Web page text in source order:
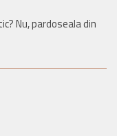
Nu, pardoseala din